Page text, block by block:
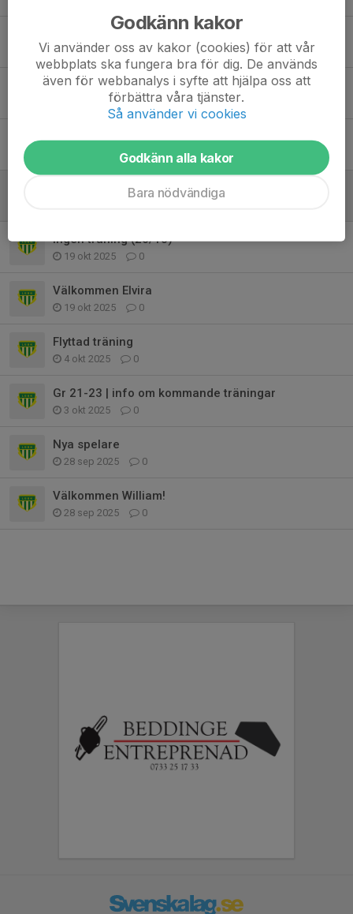
Välkomna tillbaka!
3 jan, 14:46 0
Julavslutning 7/12
2 dec 2025 0
25 nov 2025 0
Ingen träning (26/10)
19 okt 2025 0
Välkommen Elvira
19 okt 2025 0
Flyttad träning
4 okt 2025 0
Gr 21-23 | info om kommande träningar
3 okt 2025 0
Nya spelare
28 sep 2025 0
Välkommen William!
28 sep 2025 0
Godkänn kakor
Vi använder oss av kakor (cookies) för att vår
webbplats ska fungera bra för dig. De används
även för webbanalys i syfte att hjälpa oss att
förbättra våra tjänster.
Så använder vi cookies
Godkänn alla kakor
Bara nödvändiga